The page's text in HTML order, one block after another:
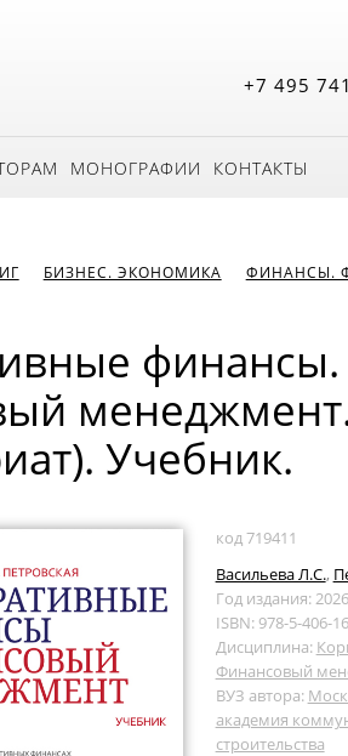
+7 495
МОНОГРАФИИ КОНТАКТЫ
БИЗНЕС. ЭКОНОМИКА
ФИНАНСЫ.
финансы.
Учебник.
код 719411
Васильева Л.С.,
Год издания:
ISBN: 978-5-406-
Дисциплина:
Финансовый
ВУЗ автора:
академия
строительства